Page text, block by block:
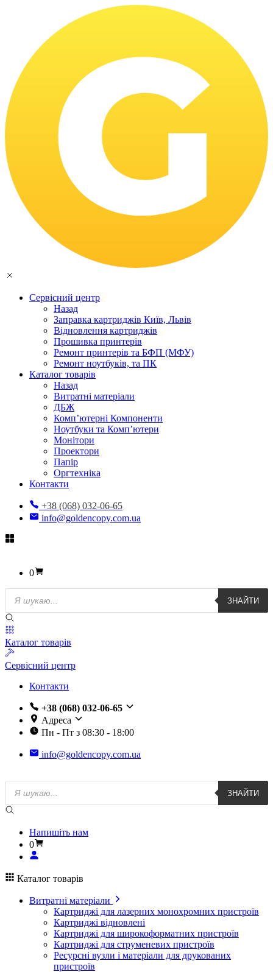
Сервісний центр
Назад
Заправка картриджів Київ, Львів
Відновлення картриджів
Прошивка принтерів
Ремонт принтерів та БФП (МФУ)
Ремонт ноутбуків, та ПК
Каталог товарів
Назад
Витратні матеріали
ДБЖ
Комп’ютерні Компоненти
Ноутбуки та Комп’ютери
Монітори
Проектори
Папір
Оргтехніка
Контакти
+38 (068) 032-06-65
info@goldencopy.com.ua
0
Пошук
товарів
ЗНАЙТИ
Каталог товарів
Сервісний центр
Контакти
+38 (068) 032-06-65
Адреса
Пн - Пт з 08:30 - 18:00
info@goldencopy.com.ua
Пошук
товарів
ЗНАЙТИ
Напишіть нам
0
Каталог товарів
Витратні матеріали
Картриджі для лазерних монохромних пристроїв
Картриджі відновлені
Картриджі для широкоформатних пристроїв
Картриджі для струменевих пристроїв
Ресурсні вузли і матеріали для друкованих
пристроїв